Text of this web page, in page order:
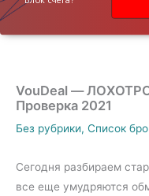
VouDeal —
Проверка 2021
Без рубрики, Список
Сегодня разбираем
все еще умудряются